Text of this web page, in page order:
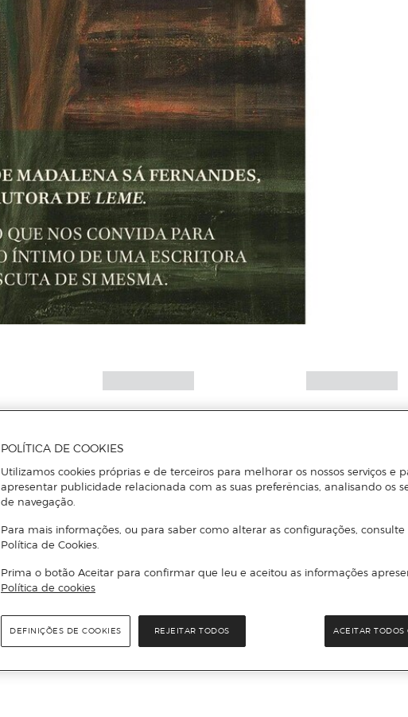
POLÍTICA DE COOKIES
Utilizamos cookies próprias e de terceiros para melhorar os nossos serviços e
apresentar publicidade relacionada com as suas preferências, analisando os
de navegação.
Para mais informações, ou para saber como alterar as configurações, consulte
Política de Cookies.
Prima o botão Aceitar para confirmar que leu e aceitou as informações
Política de cookies
REJEITAR TODOS ACEITAR TODOS
DEFINIÇÕES DE COOKIES